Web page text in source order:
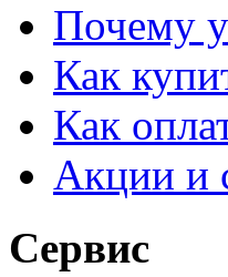
Почему
Как
Как
Акции и
Сервис